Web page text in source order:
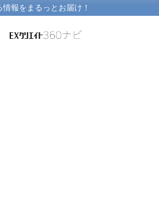
情報をまるっとお届け！